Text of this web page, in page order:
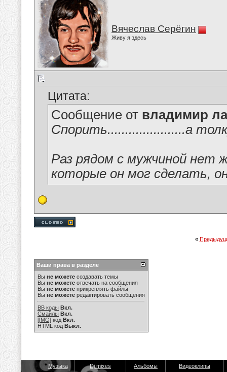
Вячеслав Серёгин
Живу я здесь
Цитата:
Сообщение от владимир
Спорить......................а
Раз рядом с мужчиной нет
которые он мог сделать,
«
Ваши права в разделе
Вы не можете создавать темы
Вы не можете отвечать на сообщения
Вы не можете прикреплять файлы
Вы не можете редактировать сообщения
BB коды Вкл.
Смайлы Вкл.
[IMG] код Вкл.
HTML код Выкл.
Музыка Dj mixes Альбомы Видеоклипы